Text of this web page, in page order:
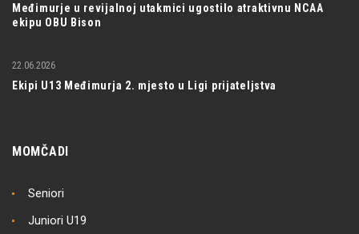
Međimurje u revijalnoj utakmici ugostilo atraktivnu NCAA
ekipu OBU Bison
Ekipi U13 Međimurja 2. mjesto u Ligi prijateljstva
22.06.2026
MOMČADI
Seniori
Juniori U19